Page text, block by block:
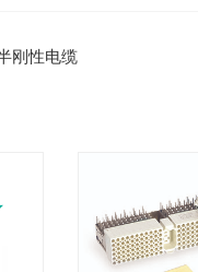
刚性电缆